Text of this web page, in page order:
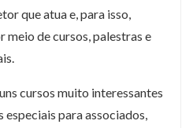
que atua e, para isso,
meio de cursos, palestras e
cursos muito interessantes
para associados,